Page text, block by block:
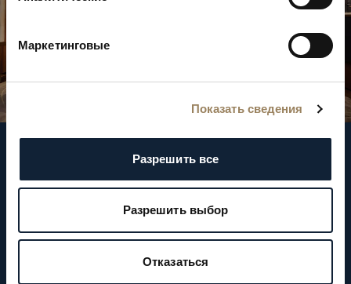
Маркетинговые
Показать сведения
Разрешить все
Разрешить выбор
Отказаться
Следите за нашими новостями
Подписаться на новостные рассылки